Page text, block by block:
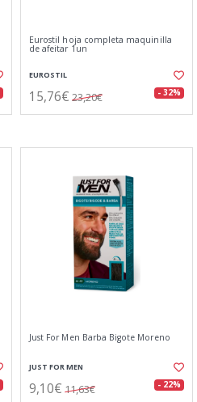
Eurostil hoja completa maquinilla
de afeitar 1un
EUROSTIL
15,76€ 23,20€ - 32%
Just For Men Barba Bigote Moreno
JUST FOR MEN
9,10€ 11,63€ - 22%